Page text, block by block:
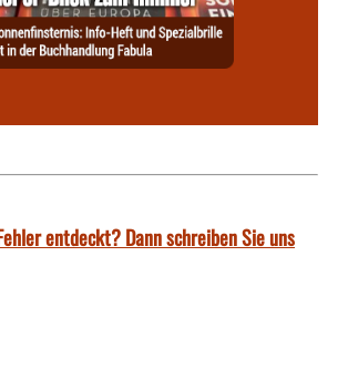
entdeckt? Dann schreiben Sie uns